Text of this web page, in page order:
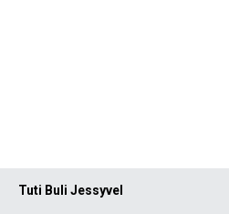
Tuti Buli Jessyvel